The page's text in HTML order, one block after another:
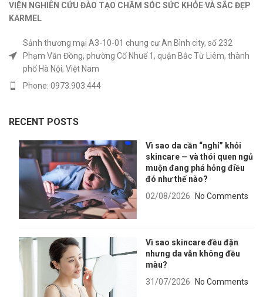
VIỆN NGHIÊN CỨU ĐÀO TẠO CHĂM SÓC SỨC KHỎEVÀSẮC ĐẸP
KARMEL
Sảnh thương mại A3-10-01 chung cư An Bình city, số 232
Phạm Văn Đồng, phường Cổ Nhuế 1, quận Bắc Từ Liêm, thành
phố Hà Nội, Việt Nam
Phone: 0973.903.444
RECENT POSTS
Vì sao da cần “nghỉ” khỏi
skincare — và thói quen ngủ
muộn đang phá hỏng điều
đó như thế nào?
02/08/2026
No Comments
Vì sao skincare đều đặn
nhưng da vẫn không đều
màu?
31/07/2026
No Comments